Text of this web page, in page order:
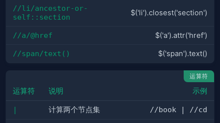
//li/ancestor-or-
self::section
$('li').closest('section')
//a/@href $('a').attr('href')
//span/text() $('span').text()
运算符
运算符 说明 示例
| 计算两个节点集 //book | //cd